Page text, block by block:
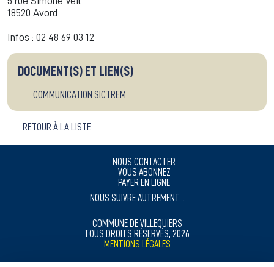
18520 Avord
Infos : 02 48 69 03 12
DOCUMENT(S) ET LIEN(S)
COMMUNICATION SICTREM
RETOUR À LA LISTE
NOUS CONTACTER
VOUS ABONNEZ
PAYER EN LIGNE
NOUS SUIVRE AUTREMENT...
COMMUNE DE VILLEQUIERS
TOUS DROITS RÉSERVÉS, 2026
MENTIONS LÉGALES